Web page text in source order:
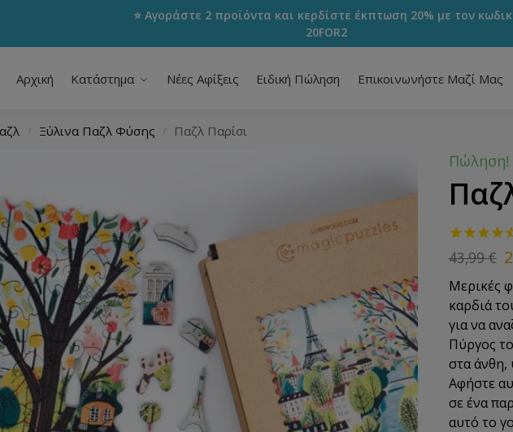
⭐ Αγοράστε 2 προϊόντα και κερδίστε έκπτωση 20% με τον
20FOR2
Αρχική Κατάστημα Νέες Αφίξεις Ειδική Πώληση Επικοινωνήστε Μαζί Μας
/ Ξύλινα Παζλ Φύσης / Παζλ Παρίσι
Πώληση!
43,99€
Μερικές
καρδιά
για να
Πύργος
στα άνθη,
Αφήστε
σε ένα
αυτό το